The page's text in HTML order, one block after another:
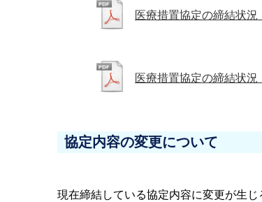
医療措置協定の締結状況
医療措置協定の締結状況
協定内容の変更について
現在締結している協定内容に変更が生